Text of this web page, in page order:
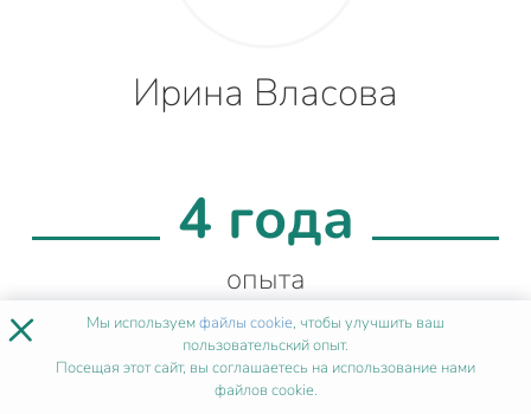
Ирина Власова
4 года
опыта
× Мы используемфайлы cookie, чтобы улучшить ваш
пользовательский опыт.
Посещая этот сайт, вы соглашаетесь на использование нами
файлов cookie.